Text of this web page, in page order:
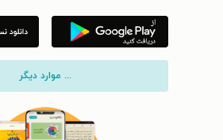
... موارد دیگر